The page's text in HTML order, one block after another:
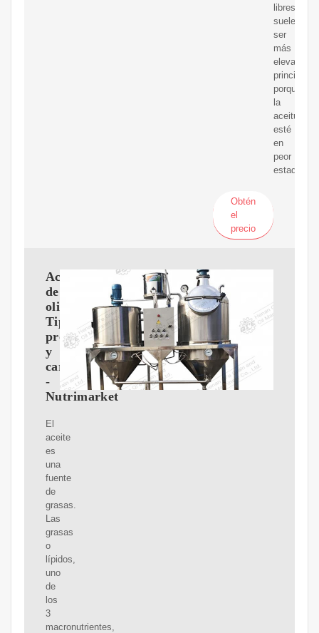
libres
suele
ser
más
elevado,
porque
la
aceituna
esté
en
peor
estado.
Obtén
el
precio
Aceite
de
oliva.
Tipos,
propiedades
y
características
-
Nutrimarket
El
aceite
es
una
fuente
de
grasas.
Las
grasas
o
lípidos,
uno
de
los
3
macronutrientes,